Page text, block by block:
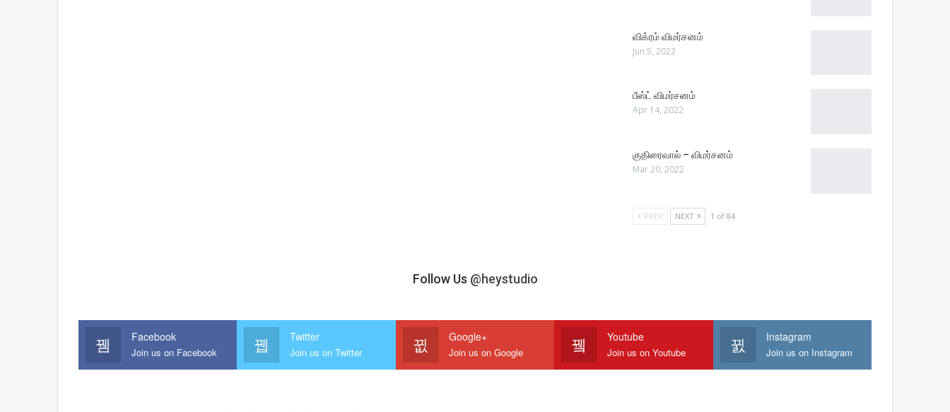
விக்ரம் விமர்சனம்
Jun 5, 2022
பீஸ்ட் விமர்சனம்
Apr 14, 2022
குதிரைவால் – விமர்சனம்
Mar 20, 2022
PREV NEXT 1 of 84
Follow Us @heystudio
Facebook
Join us on Facebook
Twitter
Join us on Twitter
Google+
Join us on Google
Youtube
Join us on Youtube
Instagram
Join us on Instagram